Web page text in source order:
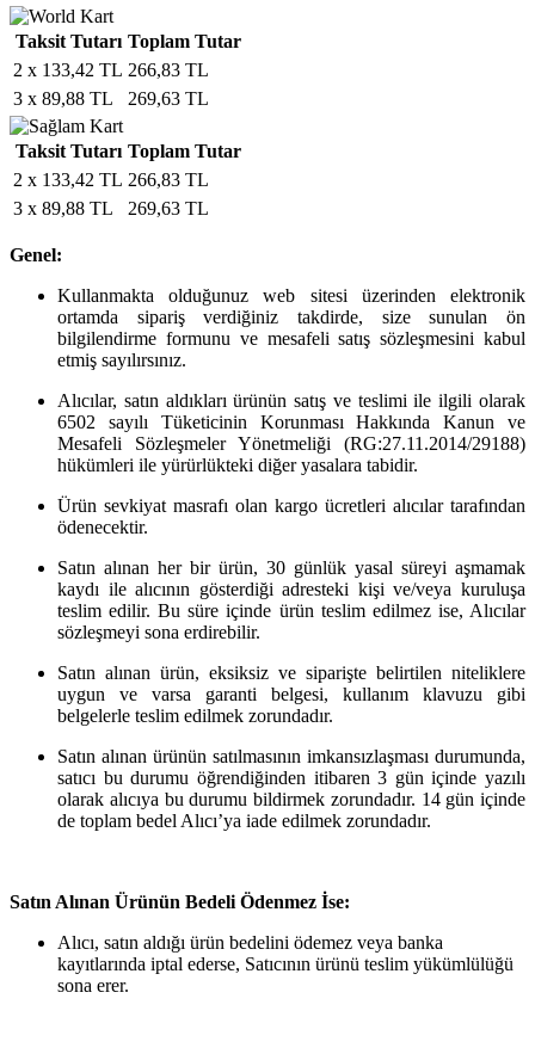
Taksit Tutarı Toplam Tutar
2 x 133,42 TL 266,83 TL
3 x 89,88 TL
269,63 TL
Taksit Tutarı Toplam Tutar
2 x 133,42 TL 266,83 TL
3 x 89,88 TL
269,63 TL
Genel:
Kullanmakta olduğunuz web sitesi üzerinden elektronik
ortamda sipariş verdiğiniz takdirde, size sunulan ön
bilgilendirme formunu ve mesafeli satış sözleşmesini kabul
etmiş sayılırsınız.
Alıcılar, satın aldıkları ürünün satış ve teslimi ile ilgili olarak
6502 sayılı Tüketicinin Korunması Hakkında Kanun ve
Mesafeli Sözleşmeler Yönetmeliği (RG:27.11.2014/29188)
hükümleri ile yürürlükteki diğer yasalara tabidir.
Ürün sevkiyat masrafı olan kargo ücretleri alıcılar tarafından
ödenecektir.
Satın alınan her bir ürün, 30 günlük yasal süreyi aşmamak
kaydı ile alıcının gösterdiği adresteki kişi ve/veya kuruluşa
teslim edilir. Bu süre içinde ürün teslim edilmez ise, Alıcılar
sözleşmeyi sona erdirebilir.
Satın alınan ürün, eksiksiz ve siparişte belirtilen niteliklere
uygun ve varsa garanti belgesi, kullanım klavuzu gibi
belgelerle teslim edilmek zorundadır.
Satın alınan ürünün satılmasının imkansızlaşması durumunda,
satıcı bu durumu öğrendiğinden itibaren 3 gün içinde yazılı
olarak alıcıya bu durumu bildirmek zorundadır. 14 gün içinde
de toplam bedel Alıcı’ya iade edilmek zorundadır.
Satın Alınan Ürünün Bedeli Ödenmez İse:
Alıcı, satın aldığı ürün bedelini ödemez veya banka
kayıtlarında iptal ederse, Satıcının ürünü teslim yükümlülüğü
sona erer.